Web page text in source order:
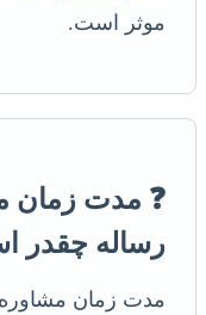
موثر است.
❓ مدت زمان
رساله چقدر
مدت زمان مشاوره